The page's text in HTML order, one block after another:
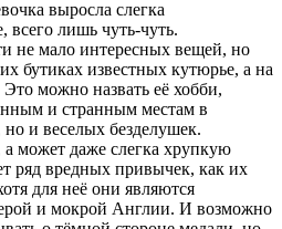
выросла слегка
всего лишь чуть-чуть.
не мало интересных вещей, но
бутиках известных кутюрье, а на
можно назвать её хобби,
и странным местам в
и веселых безделушек.
может даже слегка хрупкую
ряд вредных привычек, как их
для неё они являются
и мокрой Англии. И возможно